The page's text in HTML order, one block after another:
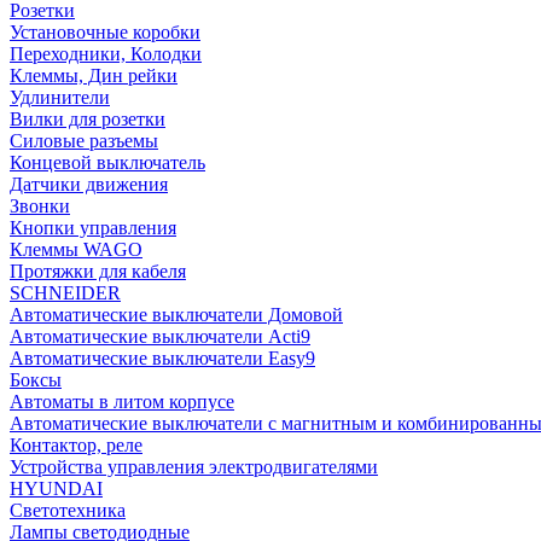
Розетки
Установочные коробки
Переходники, Колодки
Клеммы, Дин рейки
Удлинители
Вилки для розетки
Силовые разъемы
Концевой выключатель
Датчики движения
Звонки
Кнопки управления
Клеммы WAGO
Протяжки для кабеля
SCHNEIDER
Автоматические выключатели Домовой
Автоматические выключатели Acti9
Автоматические выключатели Easy9
Боксы
Автоматы в литом корпусе
Автоматические выключатели с магнитным и
Контактор, реле
Устройства управления электродвигателями
HYUNDAI
Светотехника
Лампы светодиодные